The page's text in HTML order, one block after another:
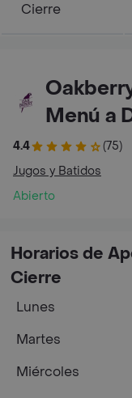
Cierre
Menú a
4.4
(75)
Jugos y Batidos
Abierto
Horarios de
Cierre
Lunes
Martes
Miércoles